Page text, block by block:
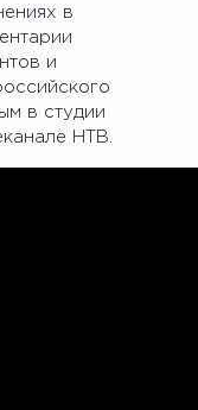
в
и
в студии
НТВ.